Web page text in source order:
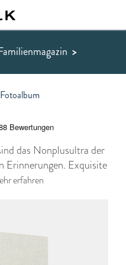
>
das Nonplusultra der
Erinnerungen. Exquisite
erfahren